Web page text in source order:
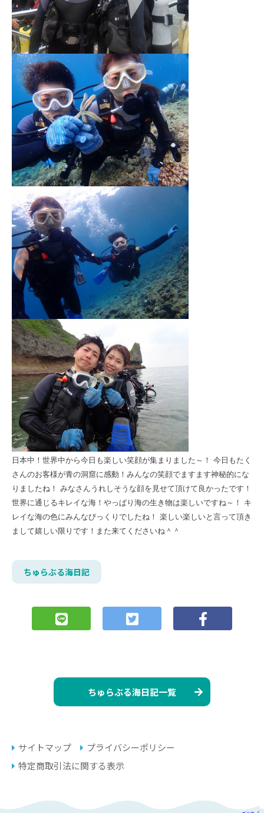
日本中！世界中から今日も楽しい笑顔が集まりました～！ 今日もたく
さんのお客様が青の洞窟に感動！みんなの笑顔でますます神秘的にな
りましたね！ みなさんうれしそうな顔を見せて頂けて良かったです！
世界に通じるキレイな海！やっぱり海の生き物は楽しいですね～！ キ
レイな海の色にみんなびっくりでしたね！ 楽しい楽しいと言って頂き
まして嬉しい限りです！また来てくださいね＾＾
ちゅらぶる海日記
ちゅらぶる海日記一覧
サイトマップ
プライバシーポリシー
特定商取引法に関する表示